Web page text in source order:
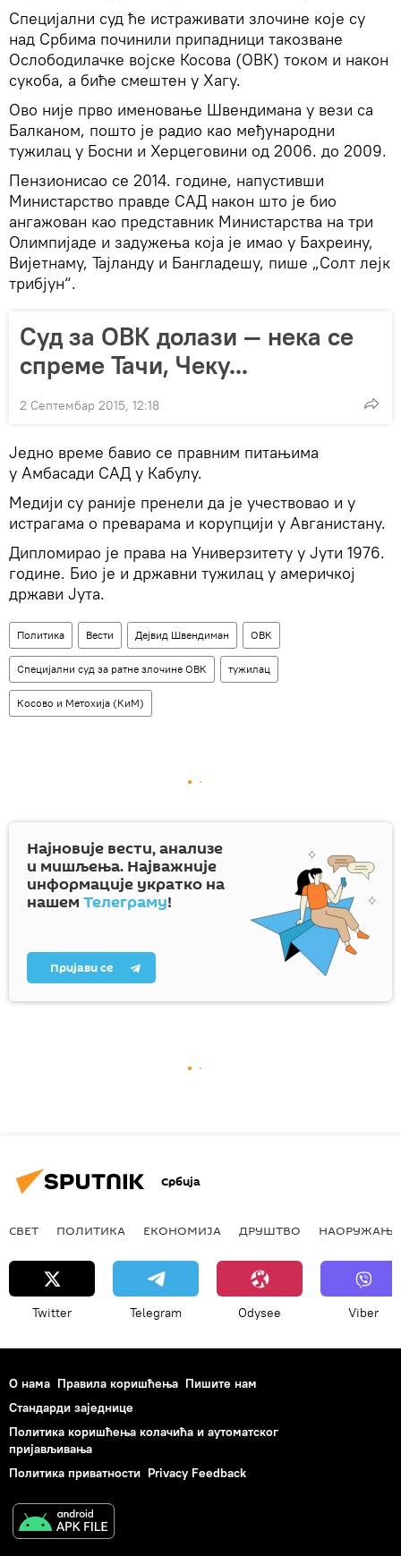
Специјални суд ће истраживати злочине које су
над Србима починили припадници такозване
Ослободилачке војске Косова (ОВК) током и након
сукоба, а биће смештен у Хагу.
Ово није прво именовање Швендимана у вези са
Балканом, пошто је радио као међународни
тужилац у Босни и Херцеговини од 2006. до 2009.
Пензионисао се 2014. године, напустивши
Министарство правде САД након што је био
ангажован као представник Министарства на три
Олимпијаде и задужења која је имао у Бахреину,
Вијетнаму, Тајланду и Бангладешу, пише „Солт лејк
трибјун“.
Суд за ОВК долази — нека се
спреме Тачи, Чеку...
2 Септембар 2015, 12:18
Једно време бавио се правним питањима
у Aмбасади САД у Кабулу.
Медији су раније пренели да је учествовао и у
истрагама о преварама и корупцији у Авганистану.
Дипломирао је права на Универзитету у Јути 1976.
године. Био је и државни тужилац у америчкој
држави Јута.
Политика Вести Дејвид Швендиман ОВК
Специјални суд за ратне злочине ОВК тужилац
Косово и Метохија (КиМ)
Најновије вести, анализе
и мишљења. Најважније
информације укратко на
нашем Телеграму!
Пријави се
Србија
СВЕТ ПОЛИТИКА ЕКОНОМИЈА ДРУШТВО НАОРУЖАЊЕ
Twitter Telegram Odysee Viber
О нама Правила коришћења Пишите нам
Стандарди заједнице
Политика коришћења колачића и аутоматског
пријављивања
Политика приватности Privacy Feedback